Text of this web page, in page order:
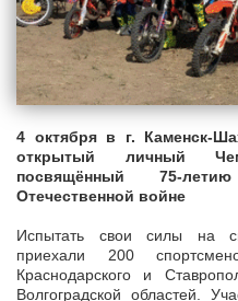
4 октября в г. Каменск-
открытый личный
посвящённый 75-
Отечественной войне
Испытать свои силы на
приехали 200
Краснодарского и
Волгоградской областей.